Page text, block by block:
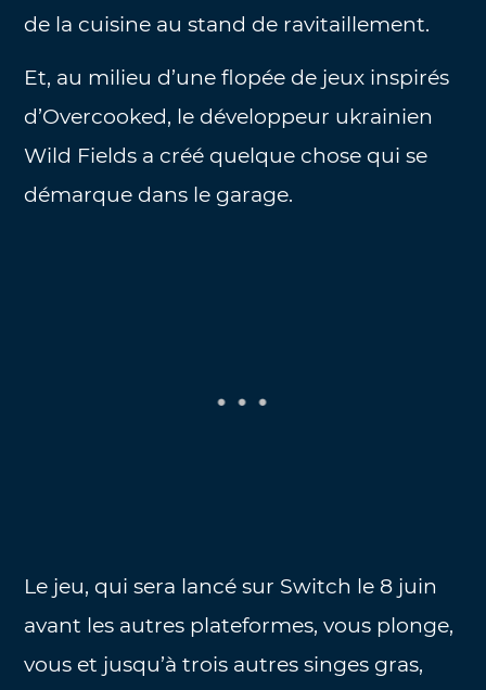
de la cuisine au stand de ravitaillement.
Et, au milieu d’une flopée de jeux inspirés
d’Overcooked, le développeur ukrainien
Wild Fields a créé quelque chose qui se
démarque dans le garage.
Le jeu, qui sera lancé sur Switch le 8 juin
avant les autres plateformes, vous plonge,
vous et jusqu’à trois autres singes gras,